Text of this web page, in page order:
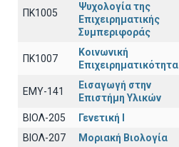
ΠΚ1005
Ψυχολογία της
Επιχειρηματικής
Συμπεριφοράς
ΠΚ1007
Κοινωνική
Επιχειρηματικότητα
EΜY-141
Εισαγωγή στην
Επιστήμη Υλικών
ΒΙΟΛ-205 Γενετική Ι
ΒΙΟΛ-207
Μοριακή Βιολογία